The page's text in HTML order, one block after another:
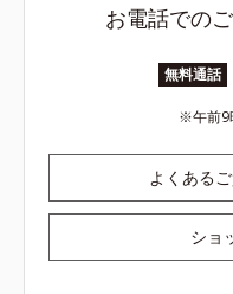
お電話での
無料通話
午前9
よくある
ショ